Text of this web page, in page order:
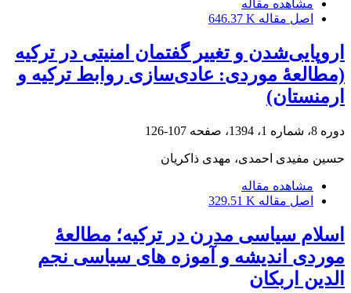
مشاهده مقاله
اصل مقاله 646.37 K
اروپایی‌شدن و تغییر گفتمان امنیتی در ترکیه
(مطالعۀ موردی: عادی‌سازی روابط ترکیه و
ارمنستان)
دوره 8، شماره 1، 1394، صفحه 107-126
حسین مفیدی احمدی، مهدی ذاکریان
مشاهده مقاله
اصل مقاله 329.51 K
اسلام سیاسی مدرن در ترکیه؛ مطالعۀ
موردی اندیشه و آموزه های سیاسی نجم
الدین اربکان